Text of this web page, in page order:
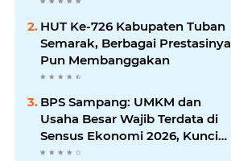
Silaturrahmi dan Media
Komunikasi Antar-Kades untuk
Memajukan Desa
HUT Ke-726 Kabupaten Tuban
Semarak, Berbagai Prestasinya
Pun Membanggakan
BPS Sampang: UMKM dan
Usaha Besar Wajib Terdata di
Sensus Ekonomi 2026, Kunci
Kebijakan Tepat Sasaran